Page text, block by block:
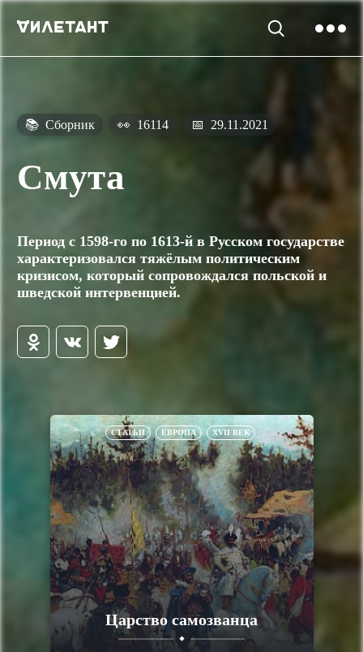
📚 Сборник 👀 16114 📅 29.11.2021
Смута
Период с 1598-го по 1613-й в Русском государстве
характеризовался тяжёлым политическим
кризисом, который сопровождался польской и
шведской интервенцией.
СТАТЬИ ЕВРОПА XVII ВЕК
Царство самозванца